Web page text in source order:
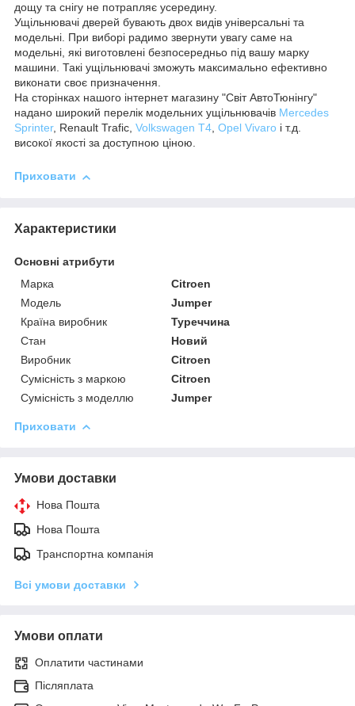
дощу та снігу не потрапляє усередину.
Ущільнювачі дверей бувають двох видів універсальні та
модельні. При виборі радимо звернути увагу саме на
модельні, які виготовлені безпосередньо під вашу марку
машини. Такі ущільнювачі зможуть максимально ефективно
виконати своє призначення.
На сторінках нашого інтернет магазину "Світ АвтоТюнінгу"
надано широкий перелік модельних ущільнювачів Mercedes
Sprinter, Renault Trafic, Volkswagen T4, Opel Vivaro і т.д.
високої якості за доступною ціною.
Приховати
Характеристики
Основні атрибути
Марка
Citroen
Модель
Jumper
Країна виробник
Туреччина
Стан
Новий
Виробник
Citroen
Сумісність з маркою
Citroen
Сумісність з моделлю
Jumper
Приховати
Умови доставки
Нова Пошта
Нова Пошта
Транспортна компанія
Всі умови доставки
Умови оплати
Оплатити частинами
Післяплата